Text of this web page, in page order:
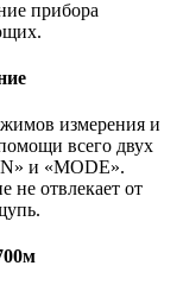
прибора
измерения и
всего двух
и «MODE».
не отвлекает от